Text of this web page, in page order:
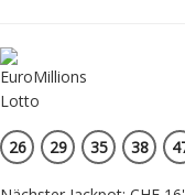
26 29 35 38